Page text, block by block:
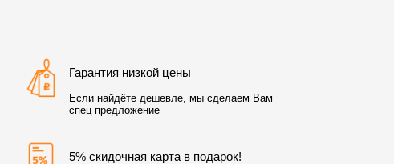
Гарантия низкой цены
Если найдёте дешевле, мы сделаем Вам
спец предложение
5% скидочная карта в подарок!